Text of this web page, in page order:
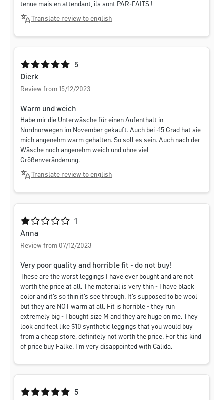
tenue mais en attendant, ils sont PAR-FAITS !
Translate review to english
Average rating of 5 out of 5 stars
5
Dierk
Review from 15/12/2023
Warm und weich
Habe mir die Unterwäsche für einen Aufenthalt in
Nordnorwegen im November gekauft. Auch bei -15 Grad hat sie
mich angenehm warm gehalten. So soll es sein. Auch nach der
Wäsche noch angenehm weich und ohne viel
Größenveränderung.
Translate review to english
Average rating of 1 out of 5 stars
1
Anna
Review from 07/12/2023
Very poor quality and horrible fit - do not buy!
These are the worst leggings I have ever bought and are not
worth the price at all. The material is very thin - I have black
color and it's so thin it's see through. It's supposed to be wool
but they are NOT warm at all. Fit is horrible - they run
extremely big - I bought size M and they are huge on me. They
look and feel like $10 synthetic leggings that you would buy
from a cheap store, definitely not worth the price. For this kind
of price buy Falke. I'm very disappointed with Calida.
Average rating of 5 out of 5 stars
5